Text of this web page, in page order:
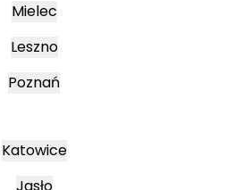
Mielec
Leszno
Poznań
Katowice